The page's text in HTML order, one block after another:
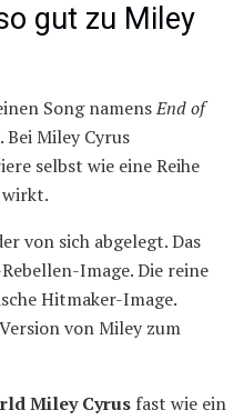
gut zu Miley
Song namensEnd of
Miley Cyrus
selbst wie eine Reihe
wirkt.
von sich abgelegt. Das
Image. Die reine
Hitmaker-Image.
von Miley zum
Miley Cyrus fast wie ein